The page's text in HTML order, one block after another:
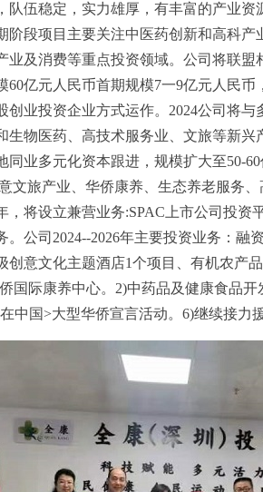
队伍稳定，实力雄厚，有丰富的产业
阶段项目主要关注中医药创新和高科
业及消费等重点投资领域。公司将联盟
60亿元人民币首期规模7一9亿元人民
创业投资企业方式运作。2024公司将
生物医药、高技术服务业、文旅等新兴
同业多元化资本跟进，规模扩大至50-
文旅产业、华侨康养、生态养老服务
，将设立兼营业务:SPAC上市公司投资
。公司2024--2026年主要投资业务：融
创意文化主题酒店1个项目、有机农
国际康养中心。2)中药品及健康食品
中国>大型华侨宣言活动。6)继续接力